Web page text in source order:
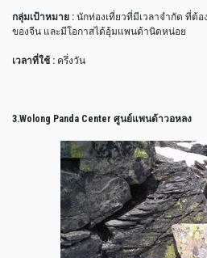
กลุ่มเป้าหมาย : นักท่องเที่ยวที่มีเวลาจำกัด ที่
ของจีน และมีโอกาสได้อุ้มแพนด้านิดหน่อย
เวลาที่ใช้ : ครึ่งวัน
3.Wolong Panda Center ศูนย์แพนด้าวอหลง